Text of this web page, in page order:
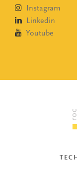
Instagram
Linkedin
Youtube